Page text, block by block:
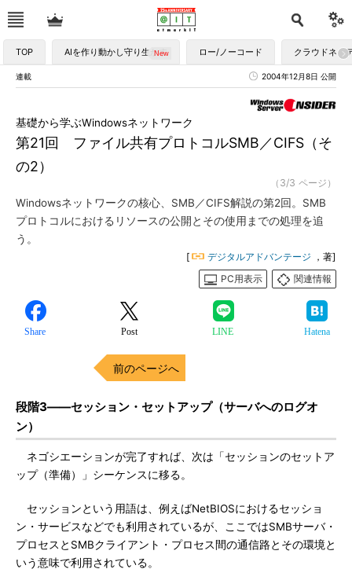
TOP AIを作り動かし守り生かす ロー/ノーコード クラウドネイ
連載 2004年12月8日 公開
第21回 ファイル共有プロトコルSMB／CIFS（そ
の2）
基礎から学ぶWindowsネットワーク
（3/3 ページ）
Windowsネットワークの核心、SMB／CIFS解説の第2回。SMB
プロトコルにおけるリソースの公開とその使用までの処理を追
う。
[ デジタルアドバンテージ ，著]
PC用表示
関連情報
Share Post LINE Hatena
前のページへ
段階3――セッション・セットアップ（サーバへのログオ
ン）
ネゴシエーションが完了すれば、次は「セッションのセットア
ップ（準備）」シーケンスに移る。
セッションという用語は、例えばNetBIOSにおけるセッショ
ン・サービスなどでも利用されているが、ここではSMBサーバ・
プロセスとSMBクライアント・プロセス間の通信路とその環境と
いう意味で利用されている。